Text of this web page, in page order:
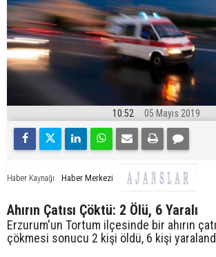
10:52 05 Mayıs 2019
Haber Kaynağı Haber Merkezi
Ahırın Çatısı Çöktü: 2 Ölü, 6 Yaralı
Erzurum'un Tortum ilçesinde bir ahırın
çökmesi sonucu 2 kişi öldü, 6 kişi